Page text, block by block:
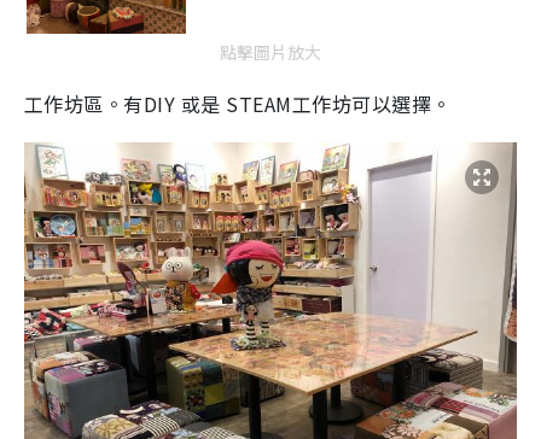
點擊圖片放大
工作坊區。有DIY 或是 STEAM工作坊可以選擇。